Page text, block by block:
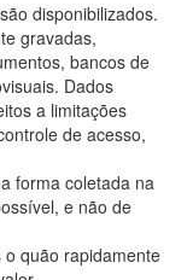
disponibilizados.
gravadas,
bancos de
Dados
a limitações
de acesso,
forma coletada na
e não de
quão rapidamente